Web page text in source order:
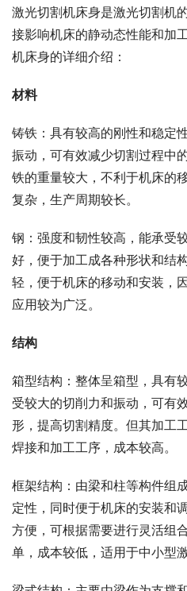
激光切割机床身是激光切割机
接影响机床的静动态性能和加
机床身的详细介绍：
材料
铸铁：具有较高的刚性和稳定
振动，可有效减少切割过程中
铁的重量较大，不利于机床的
复杂，生产周期较长。
钢：强度和韧性较高，能承受
好，便于加工成各种形状和结
轻，便于机床的移动和安装，
应用较为广泛。
结构
箱型结构：整体呈箱型，具有
受较大的切削力和振动，可有
形，提高切割精度。但其加工
焊接和加工工序，成本较高。
框架结构：由梁和柱等构件组
定性，同时便于机床的安装和
方便，可根据需要进行灵活组
单，成本较低，适用于中小型